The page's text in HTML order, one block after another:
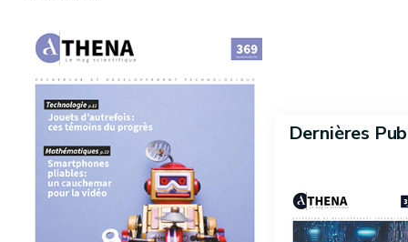
Dernières